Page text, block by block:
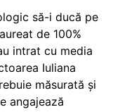
să-i ducă pe
de 100%
intrat cu media
Iuliana
măsurată și
angajează